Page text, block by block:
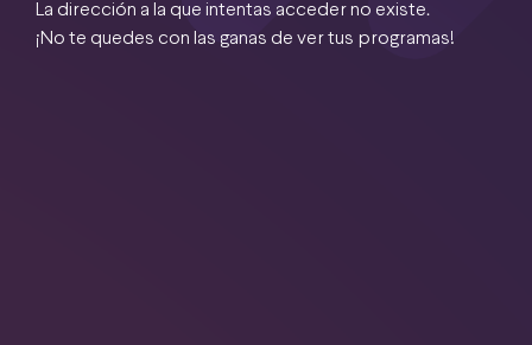
La dirección a la que intentas acceder no existe.
¡No te quedes con las ganas de ver tus programas!